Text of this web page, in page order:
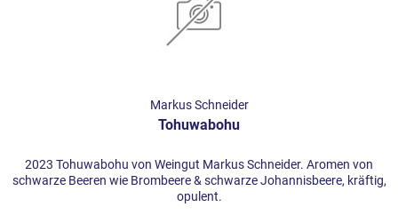
Markus Schneider
Tohuwabohu
2023 Tohuwabohu von Weingut Markus Schneider. Aromen von
schwarze Beeren wie Brombeere & schwarze Johannisbeere, kräftig,
opulent.